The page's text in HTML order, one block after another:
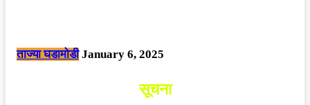
ताज्या घडामोडी January 6, 2025
सूचना